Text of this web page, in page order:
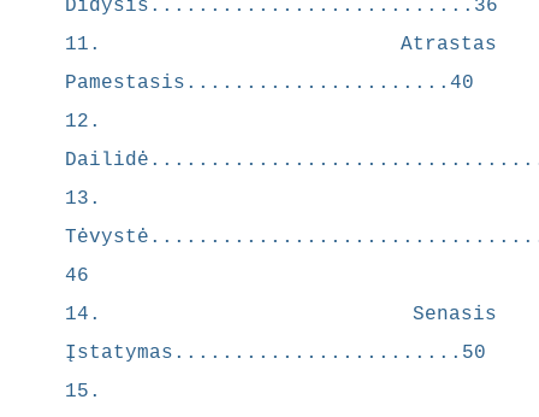
Mokytojo
vienatvę ir
Pagrindinė
s temos ir
interpretac
Knygoje
ryškėja
kelios
s temos,
atspindinči
os radikalią
Didysis...........................36
11. Atrastas
Pamestasis......................40
12.
13.
46
14. Senasis
Įstatymas........................50
15.